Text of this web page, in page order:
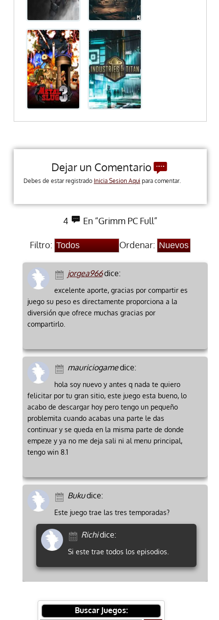
Dejar un Comentario
Debes de estar registrado Inicia Sesion Aqui para comentar.
4 En “Grimm PC Full”
Filtro: Ordenar:
jorgea966dice:
excelente aporte, gracias por compartir es
juego su peso es directamente proporciona a la
diversión que ofrece muchas gracias por
compartirlo.
mauriciogamedice:
hola soy nuevo y antes q nada te quiero
felicitar por tu gran sitio, este juego esta bueno, lo
acabo de descargar hoy pero tengo un pequeño
problemita cuando acabas una parte le das
continuar y se queda en la misma parte de donde
empeze y ya no me deja sali ni al menu principal,
tengo win 8.1
Bukudice:
Este juego trae las tres temporadas?
Richidice:
Si este trae todos los episodios.
Buscar Juegos: